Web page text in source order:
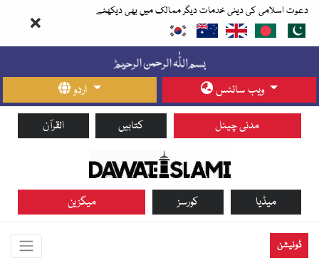
دعوت اسلامی کی دینی خدمات دیگر ممالک میں بھی دیکھئے
اردو ویب سائٹس
القرآن کتابیں مدنی چینل
میگزین کورسز میڈیا
ڈونیشن